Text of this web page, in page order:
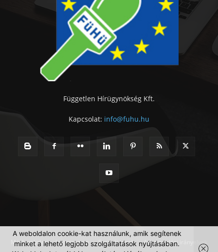
Független Hírügynökség Kft.
Kapcsolat: info@fuhu.hu
Médiaajánlat Impresszum Szerzői jogok Adatkezelési irányelvek
A weboldalon cookie-kat használunk, amik segítenek
minket a lehető legjobb szolgáltatások nyújtásában.